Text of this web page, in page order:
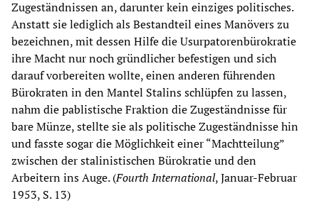
Zugeständnissen an, darunter kein einziges politisches.
Anstatt sie lediglich als Bestandteil eines Manövers zu
bezeichnen, mit dessen Hilfe die Usurpatorenbürokratie
ihre Macht nur noch gründlicher befestigen und sich
darauf vorbereiten wollte, einen anderen führenden
Bürokraten in den Mantel Stalins schlüpfen zu lassen,
nahm die pablistische Fraktion die Zugeständnisse für
bare Münze, stellte sie als politische Zugeständnisse hin
und fasste sogar die Möglichkeit einer “Machtteilung”
zwischen der stalinistischen Bürokratie und den
Arbeitern ins Auge. (Fourth International, Januar-Februar
1953, S. 13)